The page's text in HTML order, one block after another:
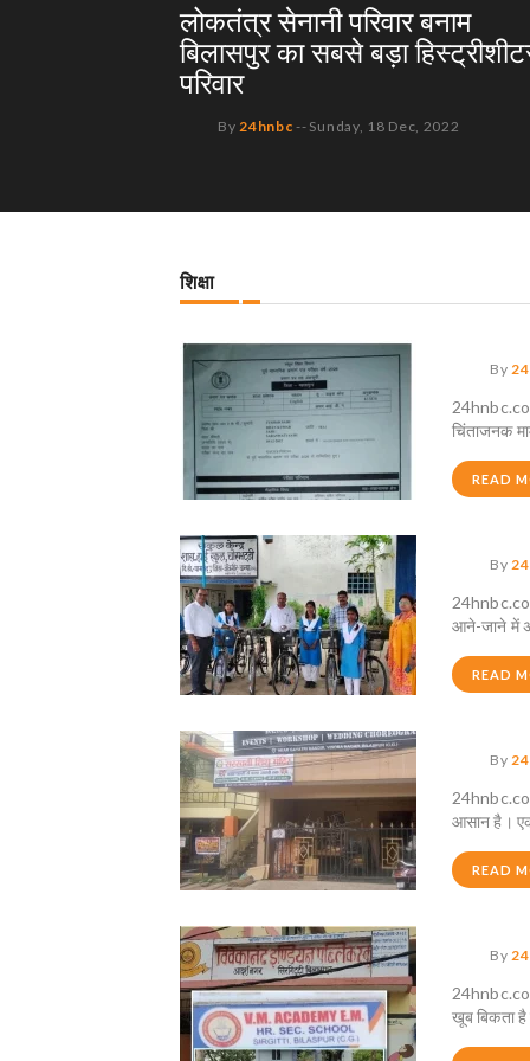
लोकतंत्र सेनानी परिवार बनाम
बिलासपुर का सबसे बड़ा
परिवार
By24hnbc -- Sunday, 18 Dec, 2022
शिक्षा
By
चिंताजनक
READ
By
आने-जाने में
READ
By
आसान है।
READ
By
खूब बिकता है